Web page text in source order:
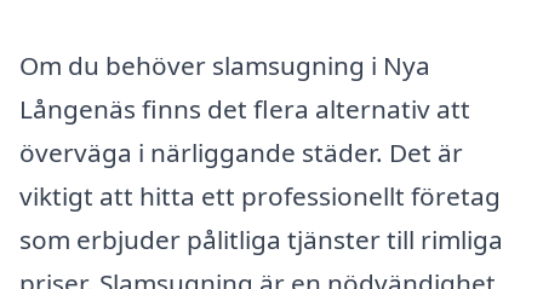
Om du behöver slamsugning i Nya
Långenäs finns det flera alternativ att
överväga i närliggande städer. Det är
viktigt att hitta ett professionellt företag
som erbjuder pålitliga tjänster till rimliga